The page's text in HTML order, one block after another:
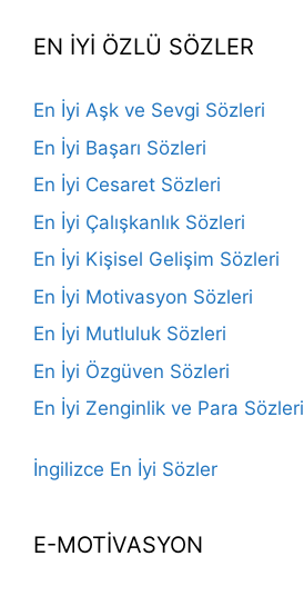
EN İYİ ÖZLÜ SÖZLER
En İyi Aşk ve Sevgi Sözleri
En İyi Başarı Sözleri
En İyi Cesaret Sözleri
En İyi Çalışkanlık Sözleri
En İyi Kişisel Gelişim Sözleri
En İyi Motivasyon Sözleri
En İyi Mutluluk Sözleri
En İyi Özgüven Sözleri
En İyi Zenginlik ve Para Sözleri
İngilizce En İyi Sözler
E-MOTİVASYON